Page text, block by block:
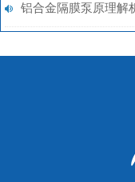
来达到它的功能优势
铝合金隔膜泵原理解